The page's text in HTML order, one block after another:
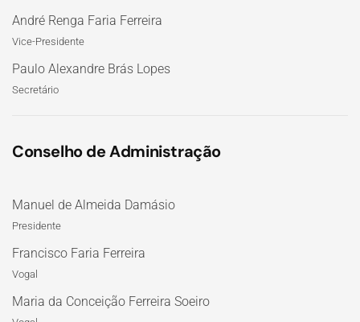
André Renga Faria Ferreira
Vice-Presidente
Paulo Alexandre Brás Lopes
Secretário
Conselho de Administração
Manuel de Almeida Damásio
Presidente
Francisco Faria Ferreira
Vogal
Maria da Conceição Ferreira Soeiro